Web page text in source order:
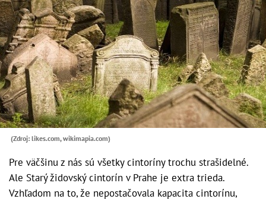
(Zdroj: likes.com, wikimapia.com)
Pre väčšinu z nás sú všetky cintoríny trochu strašidelné.
Ale Starý židovský cintorín v Prahe je extra trieda.
Vzhľadom na to, že nepostačovala kapacita cintorínu,